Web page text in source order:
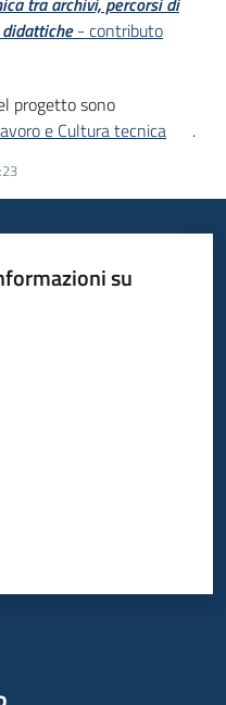
- contributo
progetto sono
e Cultura tecnica .
su